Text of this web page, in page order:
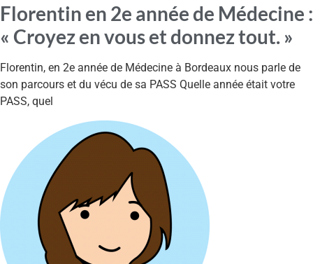
Florentin en 2e année de Médecine :
« Croyez en vous et donnez tout. »
Florentin, en 2e année de Médecine à Bordeaux nous parle de
son parcours et du vécu de sa PASS Quelle année était votre
PASS, quel